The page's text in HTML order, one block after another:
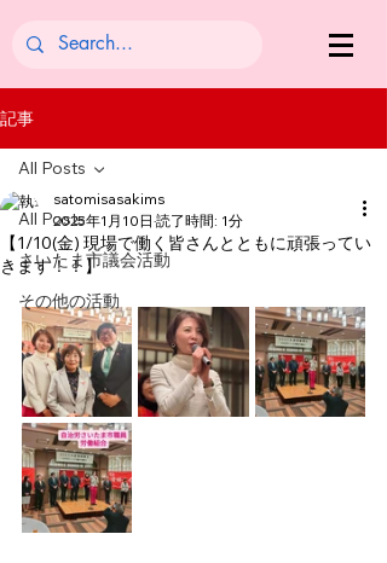
記事
All Posts
さいたま市議会活動
その他の活動
All Posts
【1/10(金) 現場で働く皆さんとともに頑張ってい
きます！！】
satomisasakims
2025年1月10日 読了時間: 1分